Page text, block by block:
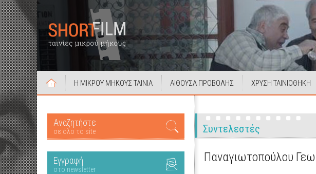
Η ΜΙΚΡΟΥ ΜΗΚΟΥΣ ΤΑΙΝΙΑ ΑΙΘΟΥΣΑ ΠΡΟΒΟΛΗΣ ΧΡΥΣΗ ΤΑΙΝΙΟΘΗΚΗ
Αναζητήστε
σε όλο το site
Εγγραφή
στο newsletter
Συντελεστές
Παναγιωτοπούλου